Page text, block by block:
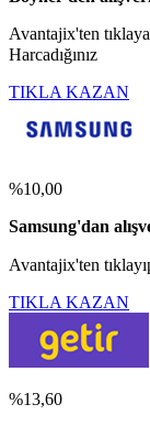
Avantajix'ten
Harcadığınız
TIKLA KAZAN
%10,00
Samsung'dan
Avantajix'ten
TIKLA KAZAN
%13,60